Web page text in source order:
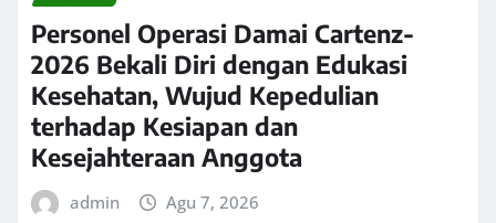
Personel Operasi Damai Cartenz-
2026 Bekali Diri dengan Edukasi
Kesehatan, Wujud Kepedulian
terhadap Kesiapan dan
Kesejahteraan Anggota
admin Agu 7, 2026